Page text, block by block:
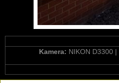
Kamera: NIKON D3300 |